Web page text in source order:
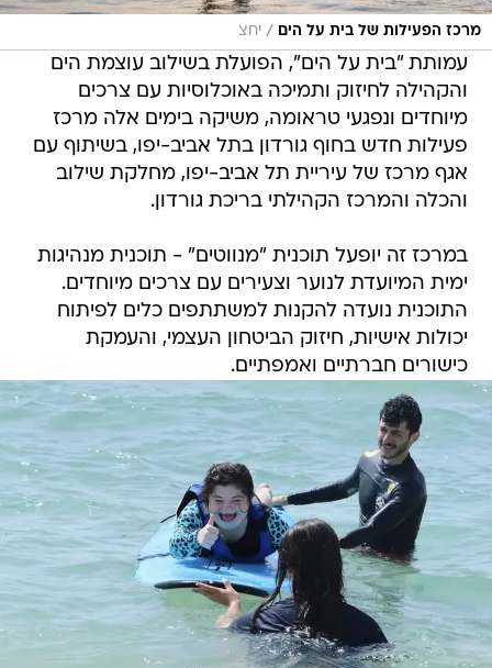
מרכז הפעילות של בית על הים / יחצ
עמותת "בית על הים", הפועלת בשילוב עוצמת הים
והקהילה לחיזוק ותמיכה באוכלוסיות עם צרכים
מיוחדים ונפגעי טראומה, משיקה בימים אלה מרכז
פעילות חדש בחוף גורדון בתל אביב-יפו, בשיתוף עם
אגף מרכז של עיריית תל אביב-יפו, מחלקת שילוב
והכלה והמרכז הקהילתי בריכת גורדון.
במרכז זה יופעל תוכנית "מנווטים" - תוכנית מנהיגות
ימית המיועדת לנוער וצעירים עם צרכים מיוחדים.
התוכנית נועדה להקנות למשתתפים כלים לפיתוח
יכולות אישיות, חיזוק הביטחון העצמי, והעמקת
כישורים חברתיים ואמפתיים.